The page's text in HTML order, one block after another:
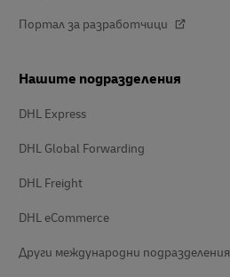
Портал за разработчици
Нашите подразделения
DHL Express
DHL Global Forwarding
DHL Freight
DHL eCommerce
Други международни подразделения